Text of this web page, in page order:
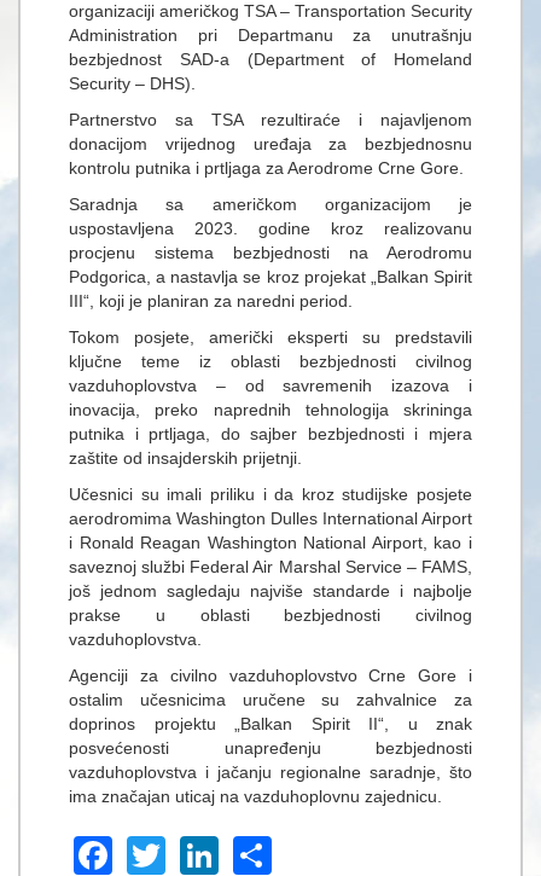
organizaciji američkog TSA – Transportation Security
Administration pri Departmanu za unutrašnju
bezbjednost SAD-a (Department of Homeland
Security – DHS).
Partnerstvo sa TSA rezultiraće i najavljenom
donacijom vrijednog uređaja za bezbjednosnu
kontrolu putnika i prtljaga za Aerodrome Crne Gore.
Saradnja sa američkom organizacijom je
uspostavljena 2023. godine kroz realizovanu
procjenu sistema bezbjednosti na Aerodromu
Podgorica, a nastavlja se kroz projekat „Balkan Spirit
III“, koji je planiran za naredni period.
Tokom posjete, američki eksperti su predstavili
ključne teme iz oblasti bezbjednosti civilnog
vazduhoplovstva – od savremenih izazova i
inovacija, preko naprednih tehnologija skrininga
putnika i prtljaga, do sajber bezbjednosti i mjera
zaštite od insajderskih prijetnji.
Učesnici su imali priliku i da kroz studijske posjete
aerodromima Washington Dulles International Airport
i Ronald Reagan Washington National Airport, kao i
saveznoj službi Federal Air Marshal Service – FAMS,
još jednom sagledaju najviše standarde i najbolje
prakse u oblasti bezbjednosti civilnog
vazduhoplovstva.
Agenciji za civilno vazduhoplovstvo Crne Gore i
ostalim učesnicima uručene su zahvalnice za
doprinos projektu „Balkan Spirit II“, u znak
posvećenosti unapređenju bezbjednosti
vazduhoplovstva i jačanju regionalne saradnje, što
ima značajan uticaj na vazduhoplovnu zajednicu.
Facebook
TwitterLinkedIn